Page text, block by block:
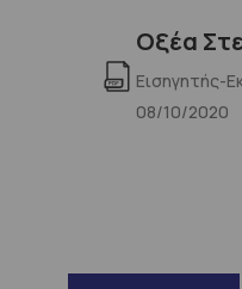
Οξέα
Εισηγητής-
08/10/2020